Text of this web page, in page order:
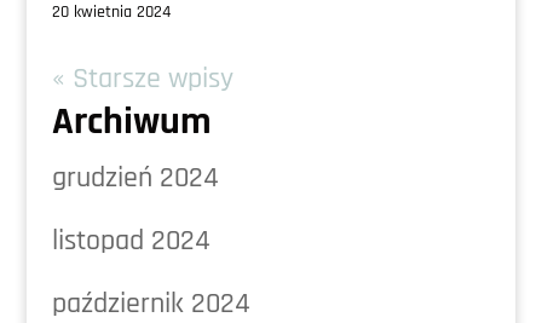
20 kwietnia 2024
« Starsze wpisy
Archiwum
grudzień 2024
listopad 2024
październik 2024